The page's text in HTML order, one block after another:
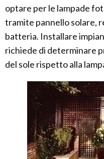
optare per le lampade
tramite pannello solare,
batteria. Installare
richiede di determinare
del sole rispetto alla